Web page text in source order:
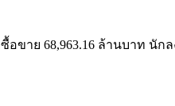
อขาย 68,963.16 ล้านบาท นั